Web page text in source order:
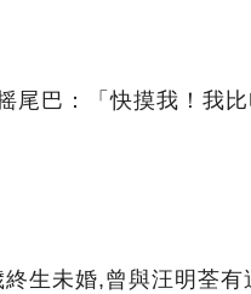
尾巴：「快摸我！我
生未婚,曾與汪明荃有